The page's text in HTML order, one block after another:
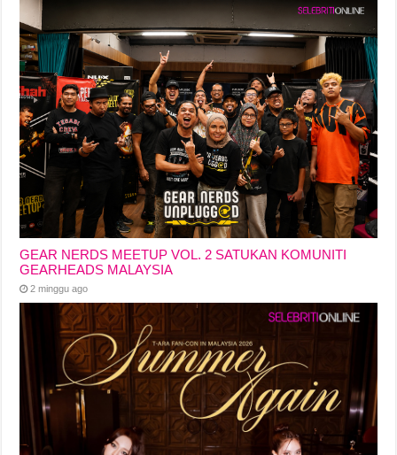
GEAR NERDS MEETUP VOL. 2 SATUKAN KOMUNITI
GEARHEADS MALAYSIA
2 minggu ago